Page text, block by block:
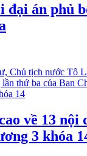
đại án phủ
về 13
3 khóa